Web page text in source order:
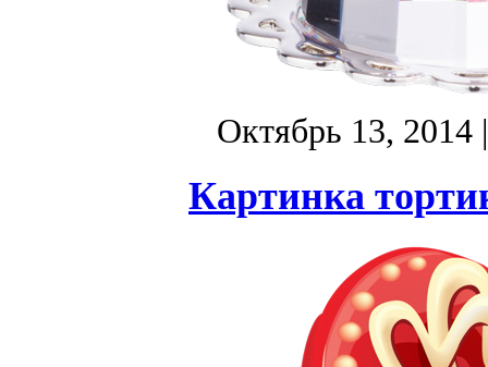
Октябрь 13, 2014
Картинка